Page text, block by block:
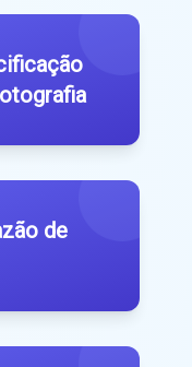
de